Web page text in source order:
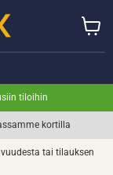
tiloihin
kortilla
tai tilauksen